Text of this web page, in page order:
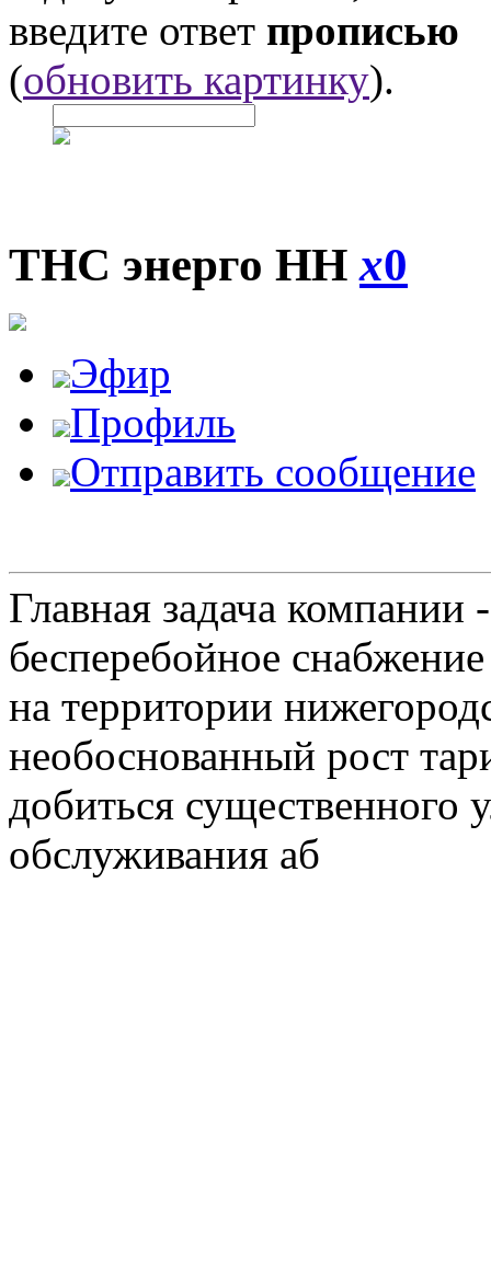
введите ответ прописью
(обновить картинку).
ТНС энерго ННx0
Эфир
Профиль
Отправить сообщение
Главная задача
бесперебойное
на территории
необоснованный рост
добиться существенного
обслуживания аб